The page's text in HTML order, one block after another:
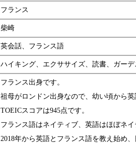
フランス
柴崎
英会話、フランス語
ハイキング、エクササイズ、読書、ガー
フランス出身です。
祖母がロンドン出身なので、幼い頃から英
TOEICスコアは945点です。
フランス語はネイティブ、英語はほぼネイ
2018年から英語とフランス語を教え始め